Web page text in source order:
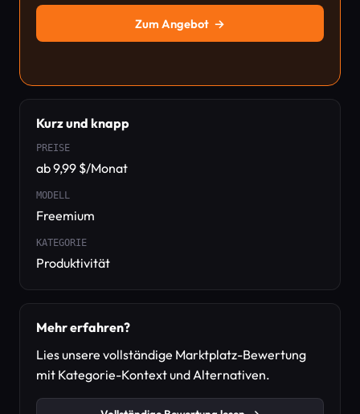
Zum Angebot →
Kurz und knapp
PREISE
ab 9,99 $/Monat
MODELL
Freemium
KATEGORIE
Produktivität
Mehr erfahren?
Lies unsere vollständige Marktplatz-Bewertung
mit Kategorie-Kontext und Alternativen.